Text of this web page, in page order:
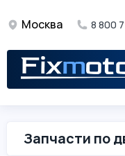
Москва 8 800
Запчасти по